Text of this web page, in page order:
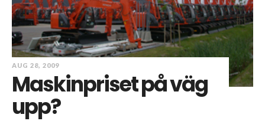
AUG 28, 2009
Maskinpriset på väg
upp?